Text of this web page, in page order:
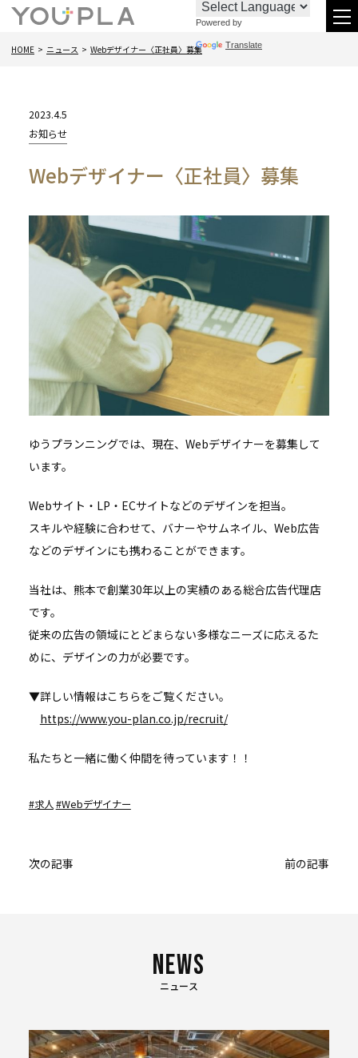
問
096-
288-
Powered by
Translate
HOME ニュース Webデザイナー〈正社員〉募集
2023.4.5
カ
ゴ
お知らせ
Webデザイナー〈正社員〉募集
ゆうプランニングでは、現在、Webデザイナーを募集して
います。
Webサイト・LP・ECサイトなどのデザインを担当。
スキルや経験に合わせて、バナーやサムネイル、Web広告
などのデザインにも携わることができます。
当社は、熊本で創業30年以上の実績のある総合広告代理店
です。
従来の広告の領域にとどまらない多様なニーズに応えるた
めに、デザインの力が必要です。
▼詳しい情報はこちらをご覧ください。
https://www.you-plan.co.jp/recruit/
私たちと一緒に働く仲間を待っています！！
タ求人 Webデザイナー
投
前の記事
次の記事
ニュース